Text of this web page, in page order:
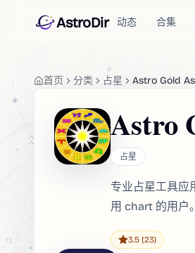
AstroDir 动态 合集
首页 分类 占星 Astro Gold
Astro
占星
专业占星工具
用 chart 的用户。
3.5 (23)